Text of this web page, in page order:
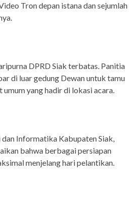
Tron depan istana dan sejumlah
DPRD Siak terbatas. Panitia
di luar gedung Dewan untuk tamu
umum yang hadir di lokasi acara.
Informatika Kabupaten Siak,
bahwa berbagai persiapan
menjelang hari pelantikan.